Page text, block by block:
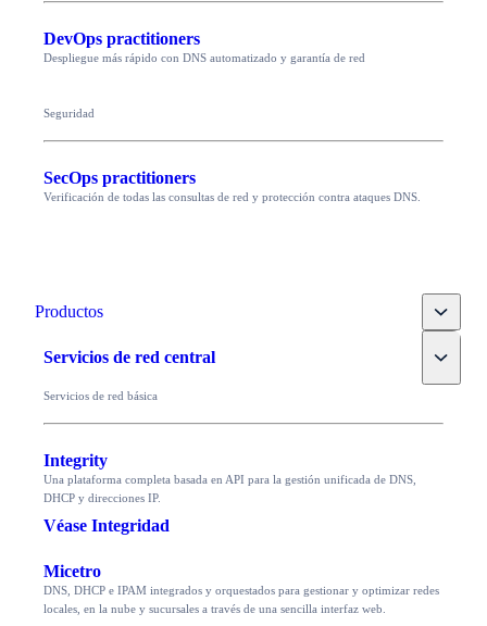
DevOps practitioners
Despliegue más rápido con DNS automatizado y garantía de red
Seguridad
SecOps practitioners
Verificación de todas las consultas de red y protección contra ataques DNS.
Productos Toggle
Servicios de red central Toggle
Servicios de red básica
Integrity
Una plataforma completa basada en API para la gestión unificada de DNS,
DHCP y direcciones IP.
Véase Integridad
Micetro
DNS, DHCP e IPAM integrados y orquestados para gestionar y optimizar redes
locales, en la nube y sucursales a través de una sencilla interfaz web.